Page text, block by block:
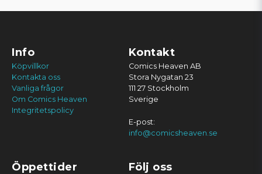
Info
Köpvillkor
Kontakta oss
Vanliga frågor
Om Comics Heaven
Integritetspolicy
Kontakt
Comics Heaven AB
Stora Nygatan 23
111 27 Stockholm
Sverige
E-post:
info@comicsheaven.se
Öppettider Följ oss